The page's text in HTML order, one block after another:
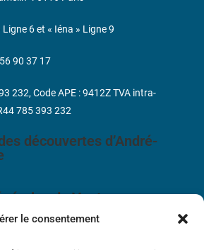
le consentement
découvertes d’André-
de Vente
6 et « Iéna » Ligne 9
90 37 17
232, Code APE : 9412Z TVA intra-
785 393 232